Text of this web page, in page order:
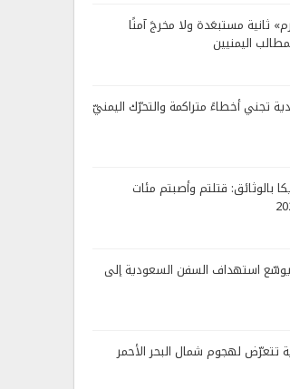
ثانية مستبعَدة ولا مخرجَ آمنًا
اليمنيين
تجني أخطاءً متراكمة والتحرّك اليمنيّ
بالوثائق: قتلتم وأصبتم مئات
يوسّع استهداف السفن السعودية إلى
تتعرّض لهجوم شمال البحر الأحمر